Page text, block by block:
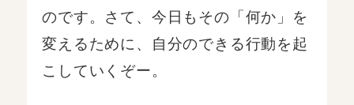
のです。さて、今日もその「何か」を
変えるために、自分のできる行動を起
こしていくぞー。